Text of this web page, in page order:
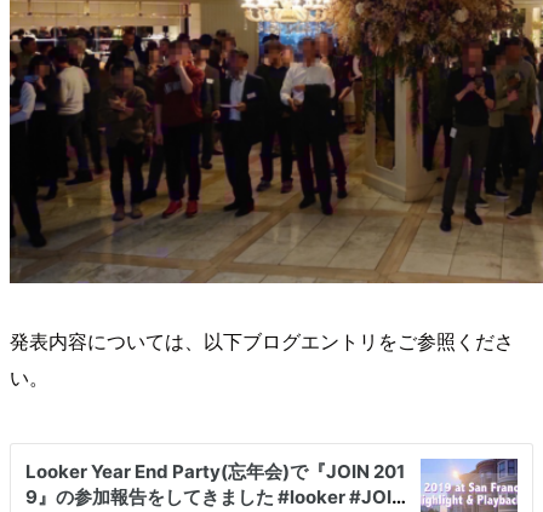
発表内容については、以下ブログエントリをご参照くださ
い。